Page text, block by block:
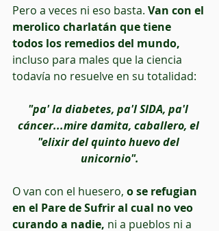
Pero a veces ni eso basta. Van con el
merolico charlatán que tiene
todos los remedios del mundo,
incluso para males que la ciencia
todavía no resuelve en su totalidad:
"pa' la diabetes, pa'l SIDA, pa'l
cáncer...mire damita, caballero, el
"elixir del quinto huevo del
unicornio".
O van con el huesero, o se refugian
en el Pare de Sufrir al cual no veo
curando a nadie, ni a pueblos ni a